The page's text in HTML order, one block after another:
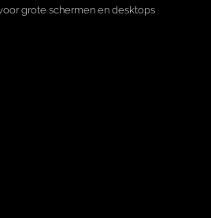
grote schermen en desktops